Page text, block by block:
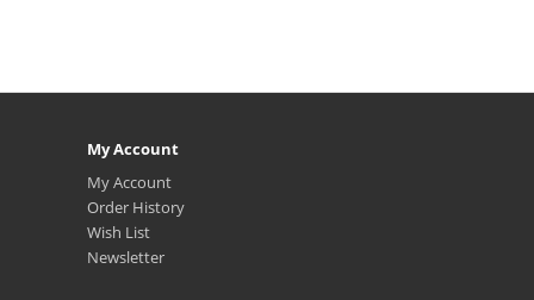
My Account
My Account
Order History
Wish List
Newsletter